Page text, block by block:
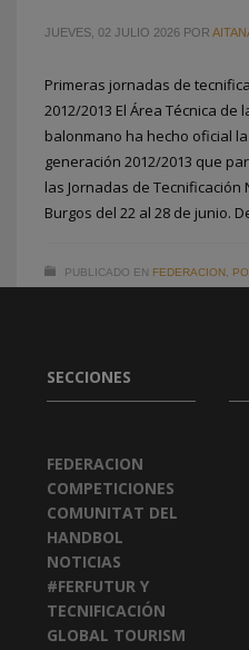
JUEVES, 02 JULIO 2026 POR
Primeras jornadas de
2012/2013 El Área Técnica de
balonmano ha hecho oficial
generación 2012/2013 que
las Jornadas de
Burgos del 22 al 28 de junio.
PUBLICADO EN FEDERACION
1
SECCIONES
FEDERACION
COMPETICIONES
COMUNITAT DEL
HANDBOL
NOTICIAS
#FERFUTUR Y
TECNIFICACIÓN
GLOBAL TOURISM